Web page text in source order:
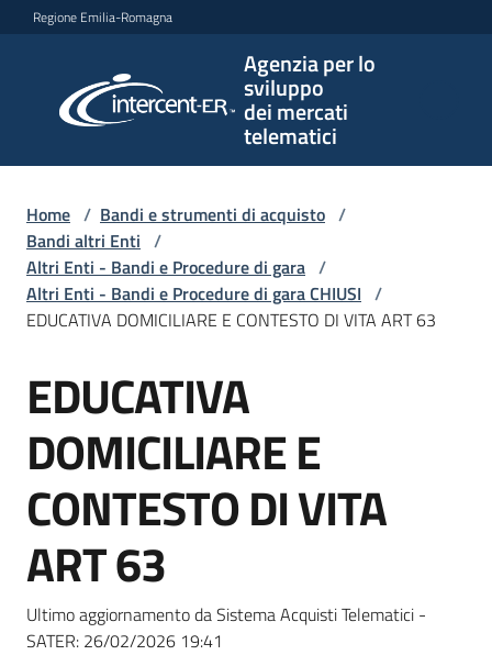
Vai al contenuto
Vai alla navigazione
Vai al footer
Regione Emilia-Romagna
Agenzia per lo
sviluppo
dei mercati
telematici
per lo
sviluppo
telematici
L'Agenzia
Bandi
strumenti
acquisto
Home / Bandi e strumenti di acquisto /
Bandi altri Enti /
Altri Enti - Bandi e Procedure di gara /
Altri Enti - Bandi e Procedure di gara CHIUSI /
EDUCATIVA DOMICILIARE E CONTESTO DI VITA ART 63
Salta al contenuto
EDUCATIVA
DOMICILIARE E
CONTESTO DI VITA
ART 63
Ultimo aggiornamento da Sistema Acquisti Telematici -
SATER: 26/02/2026 19:41